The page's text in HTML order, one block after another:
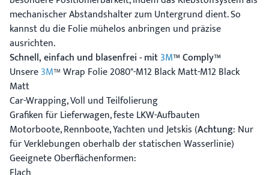
mechanischer Abstandshalter zum Untergrund dient. So
kannst du die Folie mühelos anbringen und präzise
ausrichten.
Schnell, einfach und blasenfrei - mit3M™ Comply™
Unsere3M™ Wrap Folie 2080"-M12 Black Matt-M12 Black
Matt
Car-Wrapping, Voll und Teilfolierung
Grafiken für Lieferwagen, feste LKW-Aufbauten
Motorboote, Rennboote, Yachten und Jetskis (Achtung: Nur
für Verklebungen oberhalb der statischen Wasserlinie)
Geeignete Oberflächenformen: